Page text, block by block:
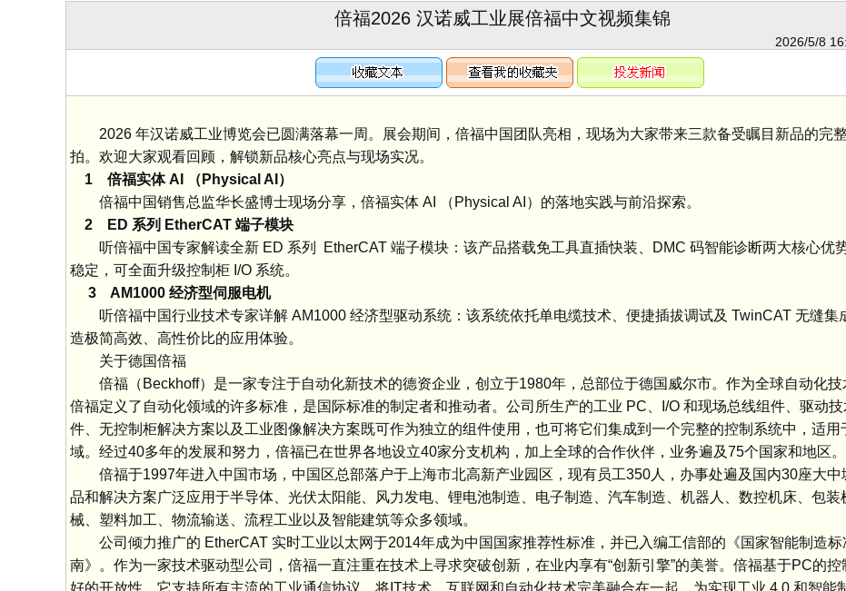
倍福2026 汉诺威工业展倍福中文视频集锦
2026/5/8
2026 年汉诺威工业博览会已圆满落幕一周。展会期间，倍福中国团队亮相，现场为大家带来三款备受瞩目新品的完
拍。欢迎大家观看回顾，解锁新品核心亮点与现场实况。
1 倍福实体 AI （Physical AI）
倍福中国销售总监华长盛博士现场分享，倍福实体 AI （Physical AI）的落地实践与前沿探索。
2 ED 系列 EtherCAT 端子模块
听倍福中国专家解读全新 ED 系列 EtherCAT 端子模块：该产品搭载免工具直插快装、DMC 码智能诊断两大核心优
稳定，可全面升级控制柜 I/O 系统。
3 AM1000 经济型伺服电机
听倍福中国行业技术专家详解 AM1000 经济型驱动系统：该系统依托单电缆技术、便捷插拔调试及 TwinCAT 无缝集
造极简高效、高性价比的应用体验。
关于德国倍福
倍福（Beckhoff）是一家专注于自动化新技术的德资企业，创立于1980年，总部位于德国威尔市。作为全球自动化技
倍福定义了自动化领域的许多标准，是国际标准的制定者和推动者。公司所生产的工业 PC、I/O 和现场总线组件、驱动
件、无控制柜解决方案以及工业图像解决方案既可作为独立的组件使用，也可将它们集成到一个完整的控制系统中，适用
域。经过40多年的发展和努力，倍福已在世界各地设立40家分支机构，加上全球的合作伙伴，业务遍及75个国家和地区。
倍福于1997年进入中国市场，中国区总部落户于上海市北高新产业园区，现有员工350人，办事处遍及国内30座大中
品和解决方案广泛应用于半导体、光伏太阳能、风力发电、锂电池制造、电子制造、汽车制造、机器人、数控机床、包装
械、塑料加工、物流输送、流程工业以及智能建筑等众多领域。
公司倾力推广的 EtherCAT 实时工业以太网于2014年成为中国国家推荐性标准，并已入编工信部的《国家智能制造标
南》。作为一家技术驱动型公司，倍福一直注重在技术上寻求突破创新，在业内享有“创新引擎”的美誉。倍福基于PC的控
好的开放性，它支持所有主流的工业通信协议，将IT技术、互联网和自动化技术完美融合在一起，为实现工业 4.0 和智能